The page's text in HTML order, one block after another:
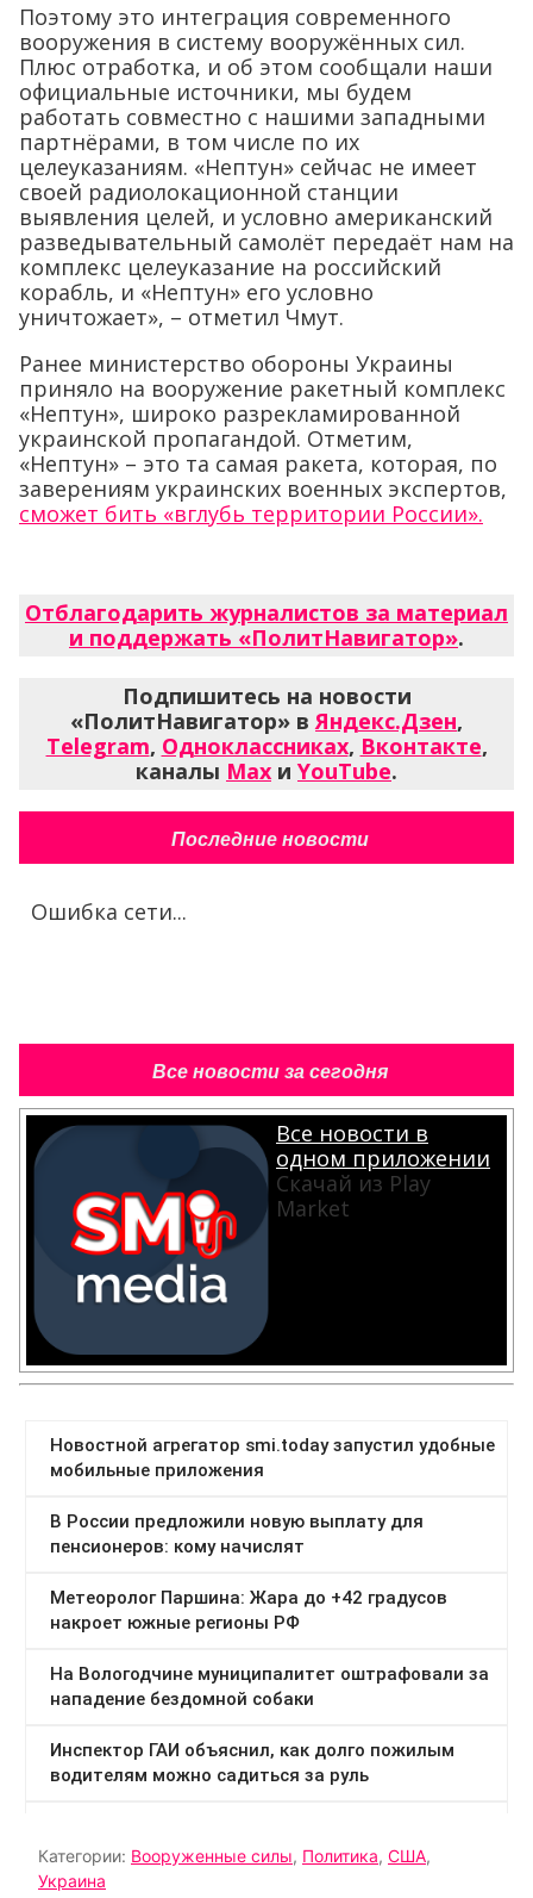
Поэтому это интеграция современного
вооружения в систему вооружённых сил.
Плюс отработка, и об этом сообщали наши
официальные источники, мы будем
работать совместно с нашими западными
партнёрами, в том числе по их
целеуказаниям. «Нептун» сейчас не имеет
своей радиолокационной станции
выявления целей, и условно американский
разведывательный самолёт передаёт нам на
комплекс целеуказание на российский
корабль, и «Нептун» его условно
уничтожает», – отметил Чмут.
Ранее министерство обороны Украины
приняло на вооружение ракетный комплекс
«Нептун», широко разрекламированной
украинской пропагандой. Отметим,
«Нептун» – это та самая ракета, которая, по
заверениям украинских военных экспертов,
сможет бить «вглубь территории России».
Отблагодарить журналистов за материал
и поддержать «ПолитНавигатор».
Подпишитесь на новости
«ПолитНавигатор» в Яндекс.Дзен,
Telegram, Одноклассниках, Вконтакте,
каналы Max и YouTube.
Последние новости
Ошибка сети...
Все новости за сегодня
Все новости в
одном приложении
Скачай из Play
Market
Категории: Вооруженные силы, Политика, США,
Украина